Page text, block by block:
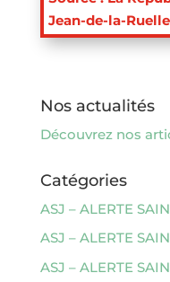
Jean-de-la-Ruelle
Nos actualités
Découvrez nos
Catégories
ASJ – ALERTE
ASJ – ALERTE
ASJ – ALERTE